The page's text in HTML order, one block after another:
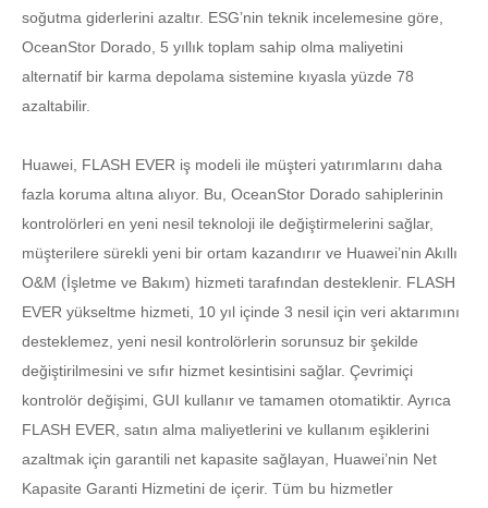
soğutma giderlerini azaltır. ESG’nin teknik incelemesine göre,
OceanStor Dorado, 5 yıllık toplam sahip olma maliyetini
alternatif bir karma depolama sistemine kıyasla yüzde 78
azaltabilir.
Huawei, FLASH EVER iş modeli ile müşteri yatırımlarını daha
fazla koruma altına alıyor. Bu, OceanStor Dorado sahiplerinin
kontrolörleri en yeni nesil teknoloji ile değiştirmelerini sağlar,
müşterilere sürekli yeni bir ortam kazandırır ve Huawei’nin Akıllı
O&M (İşletme ve Bakım) hizmeti tarafından desteklenir. FLASH
EVER yükseltme hizmeti, 10 yıl içinde 3 nesil için veri aktarımını
desteklemez, yeni nesil kontrolörlerin sorunsuz bir şekilde
değiştirilmesini ve sıfır hizmet kesintisini sağlar. Çevrimiçi
kontrolör değişimi, GUI kullanır ve tamamen otomatiktir. Ayrıca
FLASH EVER, satın alma maliyetlerini ve kullanım eşiklerini
azaltmak için garantili net kapasite sağlayan, Huawei’nin Net
Kapasite Garanti Hizmetini de içerir. Tüm bu hizmetler